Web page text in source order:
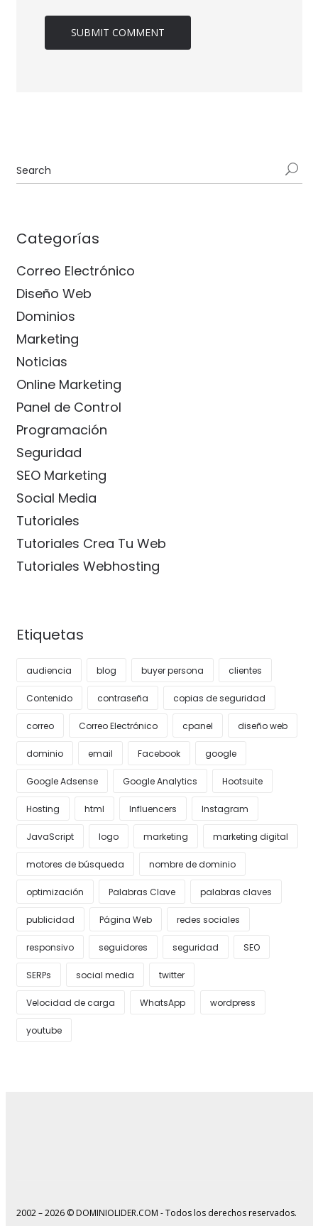
Categorías
Correo Electrónico
Diseño Web
Dominios
Marketing
Noticias
Online Marketing
Panel de Control
Programación
Seguridad
SEO Marketing
Social Media
Tutoriales
Tutoriales Crea Tu Web
Tutoriales Webhosting
Etiquetas
audiencia blog buyer persona clientes
Contenido contraseña copias de seguridad
correo Correo Electrónico cpanel diseño web
dominio email Facebook google
Google Adsense Google Analytics Hootsuite
Hosting html Influencers Instagram
JavaScript logo marketing marketing digital
motores de búsqueda nombre de dominio
optimización Palabras Clave palabras claves
publicidad Página Web redes sociales
responsivo seguidores seguridad SEO
SERPs social media twitter
Velocidad de carga WhatsApp wordpress
youtube
2002 – 2026 © DOMINIOLIDER.COM - Todos los derechos reservados.